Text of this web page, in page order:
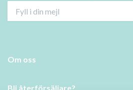
Om oss
Bli återförsäljare?